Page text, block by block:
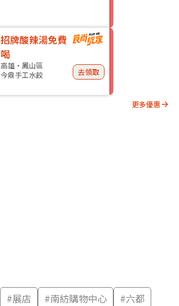
招牌酸辣湯免費
喝
高雄・鳳山區
今鼎手工水餃
去領取
更多優惠
#展店 #南紡購物中心 #六都